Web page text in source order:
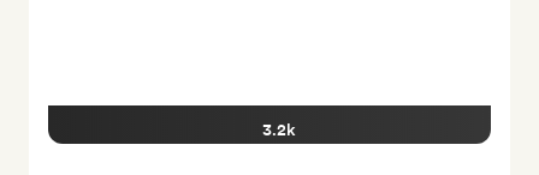
3.2k